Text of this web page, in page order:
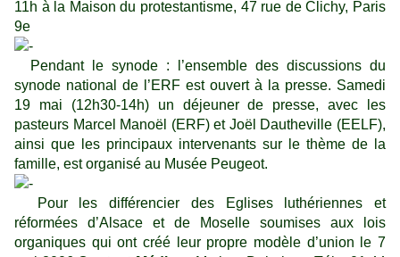
11h à la Maison du protestantisme, 47 rue de Clichy, Paris
9e
Pendant le synode : l’ensemble des discussions du
synode national de l’ERF est ouvert à la presse. Samedi
19 mai (12h30-14h) un déjeuner de presse, avec les
pasteurs Marcel Manoël (ERF) et Joël Dautheville (EELF),
ainsi que les principaux intervenants sur le thème de la
famille, est organisé au Musée Peugeot.
Pour les différencier des Eglises luthériennes et
réformées d’Alsace et de Moselle soumises aux lois
organiques qui ont créé leur propre modèle d’union le 7